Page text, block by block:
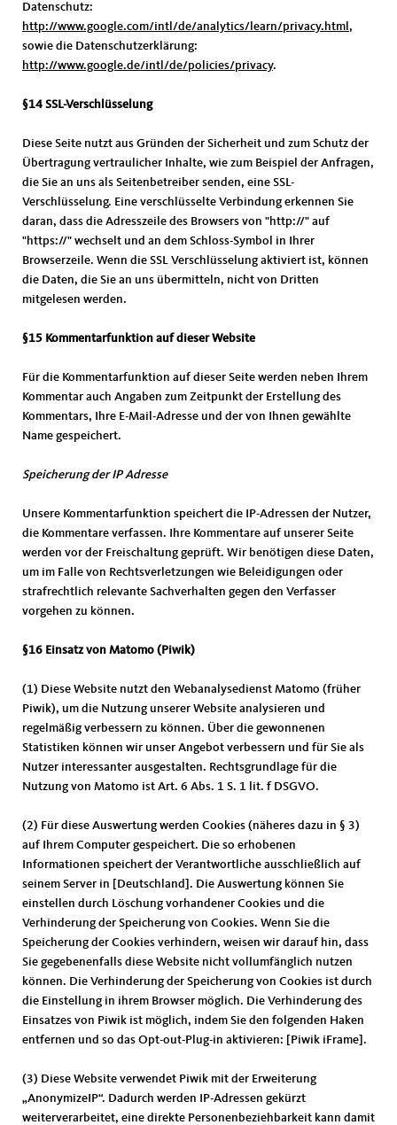
Datenschutz:
http://www.google.com/intl/de/analytics/learn/privacy.html ,
sowie die Datenschutzerklärung:
http://www.google.de/intl/de/policies/privacy.
§14 SSL-Verschlüsselung
Diese Seite nutzt aus Gründen der Sicherheit und zum Schutz der
Übertragung vertraulicher Inhalte, wie zum Beispiel der Anfragen,
die Sie an uns als Seitenbetreiber senden, eine SSL-
Verschlüsselung. Eine verschlüsselte Verbindung erkennen Sie
daran, dass die Adresszeile des Browsers von "http://" auf
"https://" wechselt und an dem Schloss-Symbol in Ihrer
Browserzeile. Wenn die SSL Verschlüsselung aktiviert ist, können
die Daten, die Sie an uns übermitteln, nicht von Dritten
mitgelesen werden.
§15 Kommentarfunktion auf dieser Website
Für die Kommentarfunktion auf dieser Seite werden neben Ihrem
Kommentar auch Angaben zum Zeitpunkt der Erstellung des
Kommentars, Ihre E-Mail-Adresse und der von Ihnen gewählte
Name gespeichert.
Speicherung der IP Adresse
Unsere Kommentarfunktion speichert die IP-Adressen der Nutzer,
die Kommentare verfassen. Ihre Kommentare auf unserer Seite
werden vor der Freischaltung geprüft. Wir benötigen diese Daten,
um im Falle von Rechtsverletzungen wie Beleidigungen oder
strafrechtlich relevante Sachverhalten gegen den Verfasser
vorgehen zu können.
§16 Einsatz von Matomo (Piwik)
(1) Diese Website nutzt den Webanalysedienst Matomo (früher
Piwik), um die Nutzung unserer Website analysieren und
regelmäßig verbessern zu können. Über die gewonnenen
Statistiken können wir unser Angebot verbessern und für Sie als
Nutzer interessanter ausgestalten. Rechtsgrundlage für die
Nutzung von Matomo ist Art. 6 Abs. 1 S. 1 lit. f DSGVO.
(2) Für diese Auswertung werden Cookies (näheres dazu in § 3)
auf Ihrem Computer gespeichert. Die so erhobenen
Informationen speichert der Verantwortliche ausschließlich auf
seinem Server in [Deutschland]. Die Auswertung können Sie
einstellen durch Löschung vorhandener Cookies und die
Verhinderung der Speicherung von Cookies. Wenn Sie die
Speicherung der Cookies verhindern, weisen wir darauf hin, dass
Sie gegebenenfalls diese Website nicht vollumfänglich nutzen
können. Die Verhinderung der Speicherung von Cookies ist durch
die Einstellung in ihrem Browser möglich. Die Verhinderung des
Einsatzes von Piwik ist möglich, indem Sie den folgenden Haken
entfernen und so das Opt-out-Plug-in aktivieren: [Piwik iFrame].
(3) Diese Website verwendet Piwik mit der Erweiterung
AnonymizeIP“. Dadurch werden IP-Adressen gekürzt
weiterverarbeitet, eine direkte Personenbeziehbarkeit kann damit